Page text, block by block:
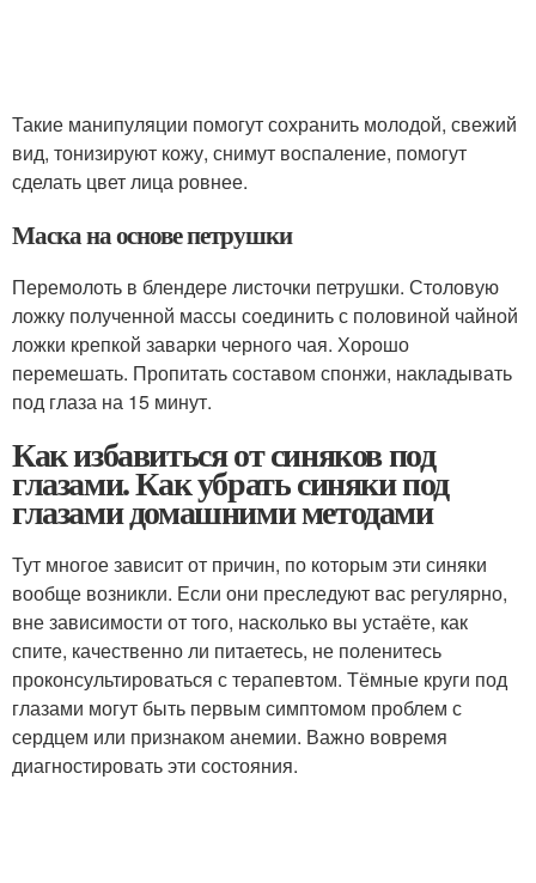
Такие манипуляции помогут сохранить молодой, свежий
вид, тонизируют кожу, снимут воспаление, помогут
сделать цвет лица ровнее.
Маска на основе петрушки
Перемолоть в блендере листочки петрушки. Столовую
ложку полученной массы соединить с половиной чайной
ложки крепкой заварки черного чая. Хорошо
перемешать. Пропитать составом спонжи, накладывать
под глаза на 15 минут.
Как избавиться от синяков под
глазами. Как убрать синяки под
глазами домашними методами
Тут многое зависит от причин, по которым эти синяки
вообще возникли. Если они преследуют вас регулярно,
вне зависимости от того, насколько вы устаёте, как
спите, качественно ли питаетесь, не поленитесь
проконсультироваться с терапевтом. Тёмные круги под
глазами могут быть первым симптомом проблем с
сердцем или признаком анемии. Важно вовремя
диагностировать эти состояния.